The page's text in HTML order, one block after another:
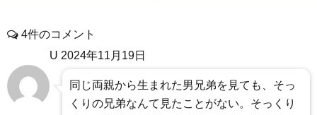
4件のコメント
U 2024年11月19日
同じ両親から生まれた男兄弟を見ても、そっ
くりの兄弟なんて見たことがない。そっくり